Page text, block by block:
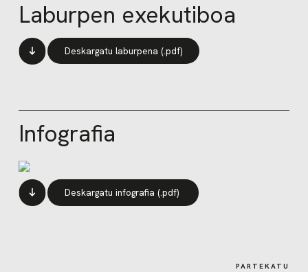
Laburpen exekutiboa
Deskargatu laburpena (.pdf)
Infografia
Deskargatu infografia (.pdf)
PARTEKATU